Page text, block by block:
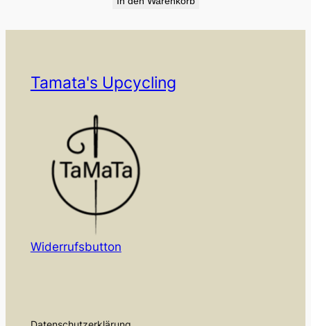
Tamata's Upcycling
Widerrufsbutton